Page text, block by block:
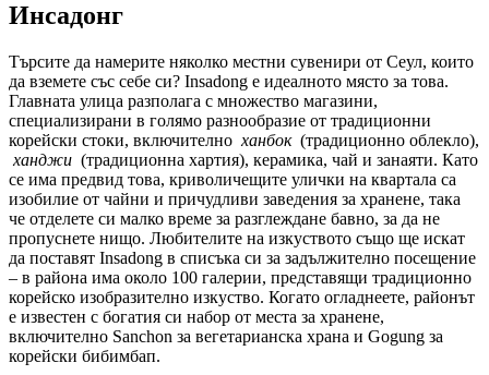
Инсадонг
Търсите да намерите няколко местни сувенири от Сеул, които
да вземете със себе си? Insadong е идеалното място за това.
Главната улица разполага с множество магазини,
специализирани в голямо разнообразие от традиционни
корейски стоки, включително ханбок(традиционно облекло),
ханджи (традиционна хартия), керамика, чай и занаяти. Като
се има предвид това, криволичещите улички на квартала са
изобилие от чайни и причудливи заведения за хранене, така
че отделете си малко време за разглеждане бавно, за да не
пропуснете нищо. Любителите на изкуството също ще искат
да поставят Insadong в списъка си за задължително посещение
– в района има около 100 галерии, представящи традиционно
корейско изобразително изкуство. Когато огладнеете, районът
е известен с богатия си набор от места за хранене,
включително Sanchon за вегетарианска храна и Gogung за
корейски бибимбап.